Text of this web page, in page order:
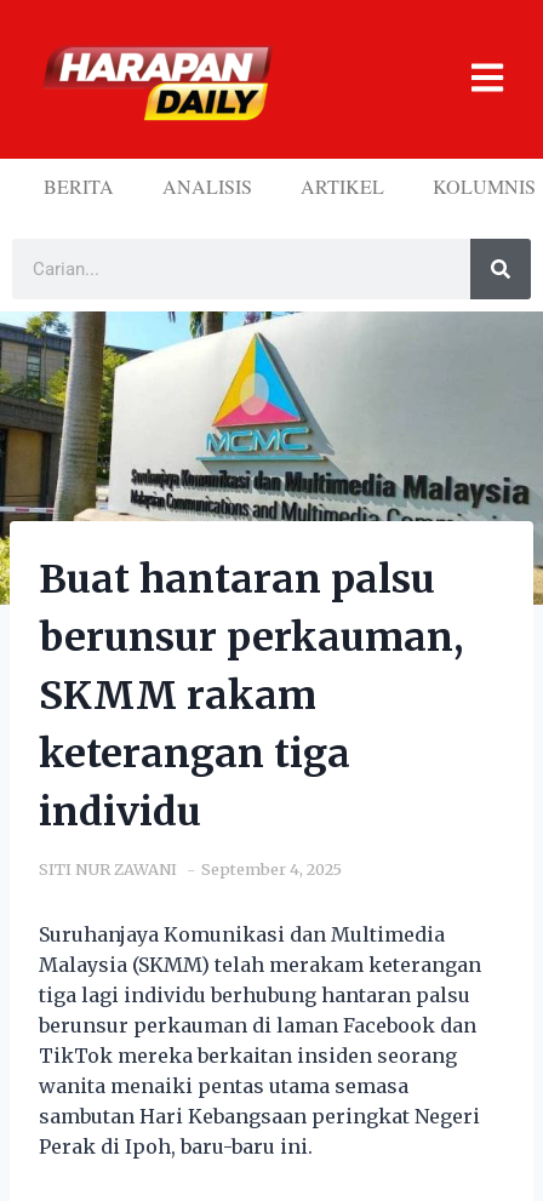
BERITA ANALISIS ARTIKEL KOLUMNIS
Buat hantaran palsu
berunsur perkauman,
SKMM rakam
keterangan tiga
individu
SITI NUR ZAWANI September 4, 2025
Suruhanjaya Komunikasi dan Multimedia
Malaysia (SKMM) telah merakam keterangan
tiga lagi individu berhubung hantaran palsu
berunsur perkauman di laman Facebook dan
TikTok mereka berkaitan insiden seorang
wanita menaiki pentas utama semasa
sambutan Hari Kebangsaan peringkat Negeri
Perak di Ipoh, baru-baru ini.